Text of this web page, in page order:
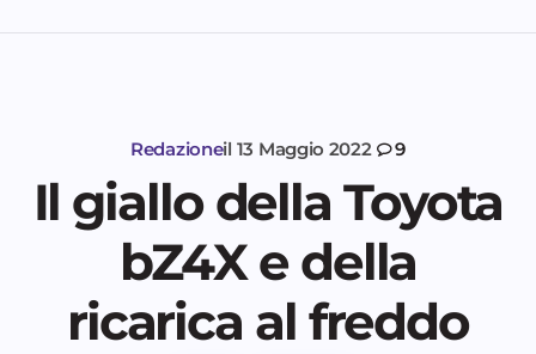
Redazioneil 13 Maggio 2022 9
Il giallo della Toyota
bZ4X e della
ricarica al freddo